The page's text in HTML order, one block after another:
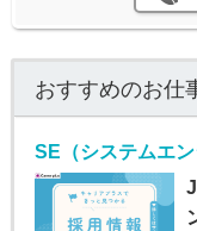
おすすめのお仕